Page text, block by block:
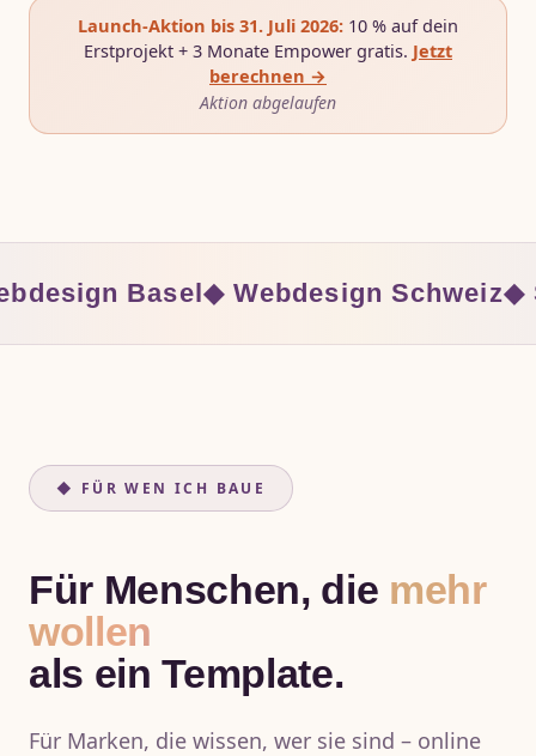
Launch-Aktion bis 31. Juli 2026: 10 % auf dein
Erstprojekt + 3 Monate Empower gratis. Jetzt
berechnen →
Aktion abgelaufen
Basel◆ Webdesign Schweiz◆
◆ FÜR WEN ICH BAUE
Für Menschen, die mehr
wollen
als ein Template.
Für Marken, die wissen, wer sie sind – online